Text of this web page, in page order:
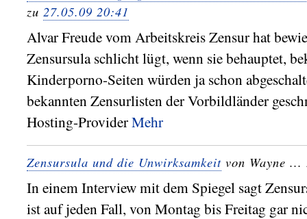
zu 27.05.09 20:41
Alvar Freude vom Arbeitskreis Zensur hat
Zensursula schlicht lügt, wenn sie behauptet,
Kinderporno-Seiten würden ja schon
bekannten Zensurlisten der Vorbildländer
Hosting-ProviderMehr
Zensursula und die Unwirksamkeit von Wayne
In einem Interview mit dem Spiegel sagt
ist auf jeden Fall, von Montag bis Freitag gar